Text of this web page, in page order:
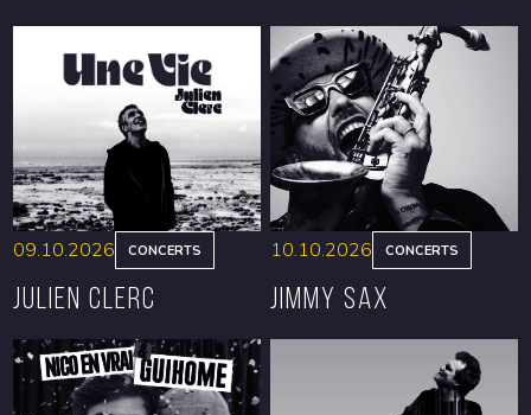
09.10.2026 CONCERTS
Julien Clerc
10.10.2026 CONCERTS
Jimmy Sax